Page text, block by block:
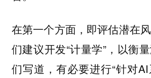
在第一个方面，即评估潜在
们建议开发“计量学”，以衡
们写道，有必要进行“针对